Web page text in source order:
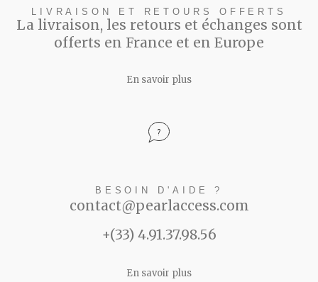
LIVRAISON ET RETOURS OFFERTS
La livraison, les retours et échanges sont
offerts en France et en Europe
En savoir plus
BESOIN D'AIDE ?
contact@pearlaccess.com
+(33) 4.91.37.98.56
En savoir plus